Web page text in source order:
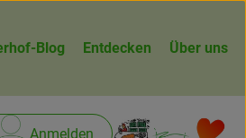
Blog Entdecken Über uns
Anmelden